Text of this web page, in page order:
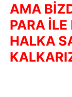
AMA
PARA
HALKA